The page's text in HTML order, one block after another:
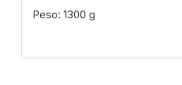
Peso: 1300 g